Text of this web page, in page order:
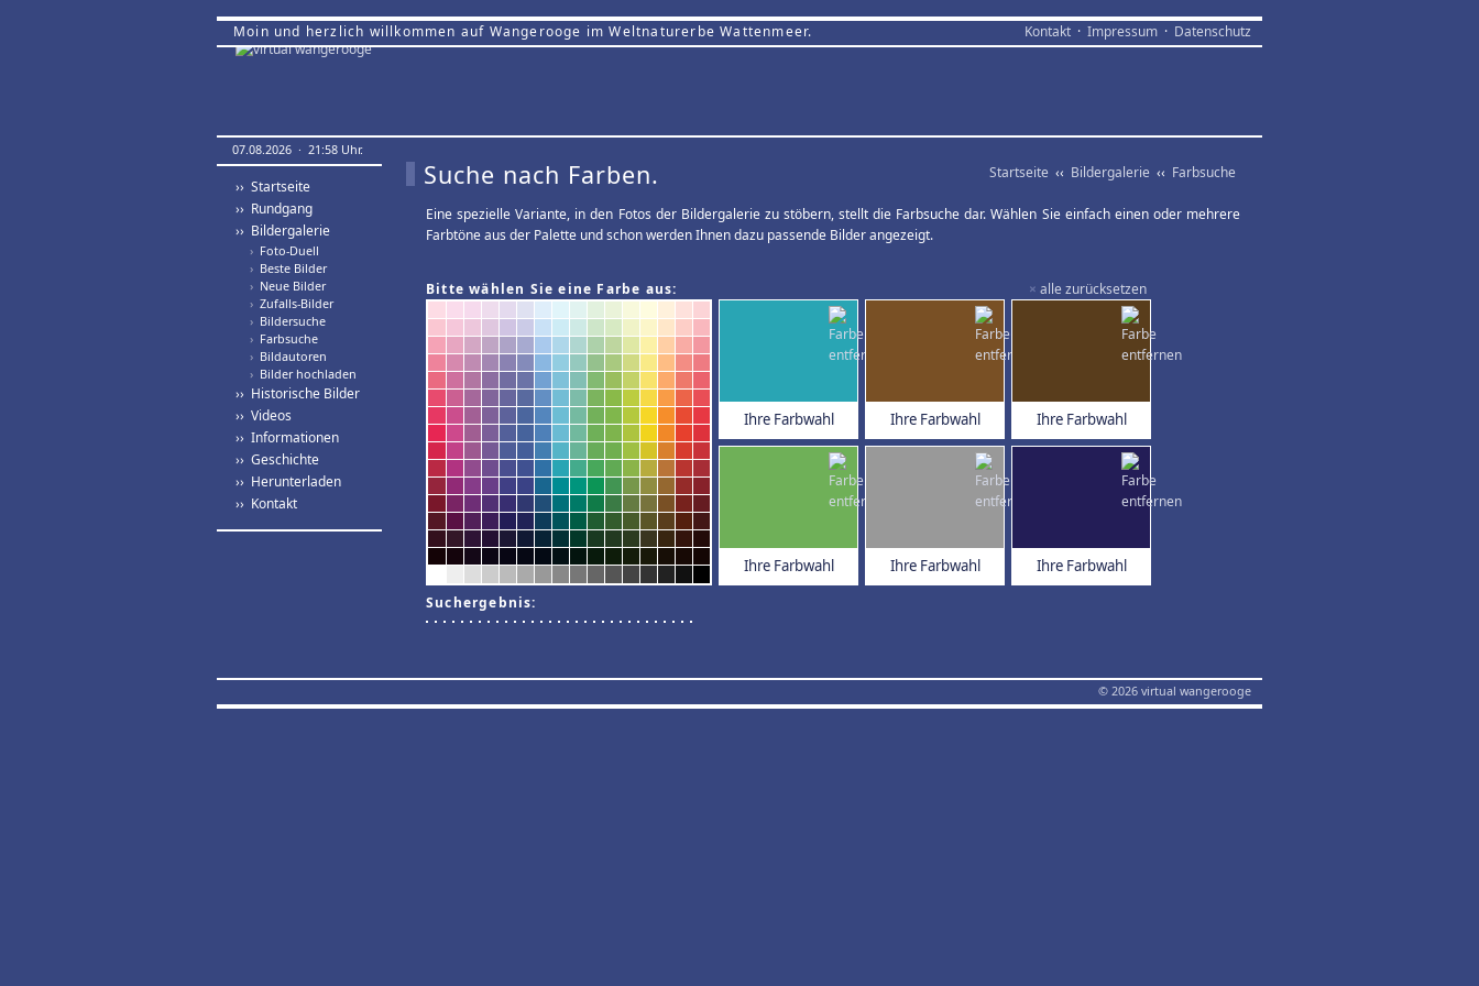
Moin und herzlich willkommen auf Wangerooge im Weltnaturerbe Wattenmeer. Kontakt · Impressum · Datenschutz
07.08.2026 · 21:58 Uhr.
›› Startseite
›› Rundgang
›› Bildergalerie
› Foto-Duell
› Beste Bilder
› Neue Bilder
› Zufalls-Bilder
› Bildersuche
› Farbsuche
› Bildautoren
› Bilder hochladen
›› Historische Bilder
›› Videos
›› Informationen
›› Geschichte
›› Herunterladen
›› Kontakt
Startseite ‹‹ Bildergalerie ‹‹ Farbsuche
Suche nach Farben.
Eine spezielle Variante, in den Fotos der Bildergalerie zu stöbern, stellt die Farbsuche dar. Wählen Sie einfach einen oder mehrere
Farbtöne aus der Palette und schon werden Ihnen dazu passende Bilder angezeigt.
× alle zurücksetzen
Bitte wählen Sie eine Farbe aus:
Ihre Farbwahl Ihre Farbwahl Ihre Farbwahl
Ihre Farbwahl Ihre Farbwahl Ihre Farbwahl
Suchergebnis:
© 2026 virtual wangerooge